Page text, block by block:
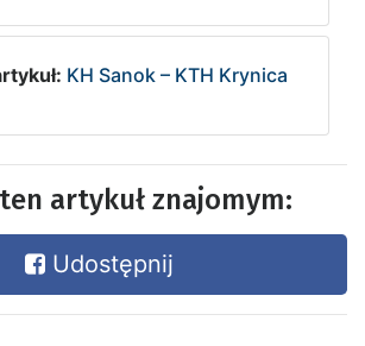
KH Sanok – KTH Krynica
artykuł znajomym:
Udostępnij